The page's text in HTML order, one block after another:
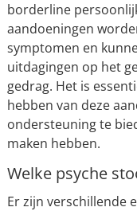
borderline
aandoeningen
symptomen en
uitdagingen op het
gedrag. Het is
hebben van deze
ondersteuning te
maken hebben.
Welke psyche
Er zijn verschillende